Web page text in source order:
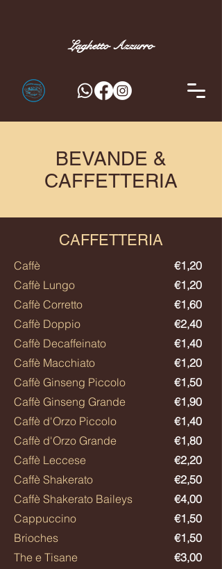
LaghettoAzzurro
BEVANDE &
CAFFETTERIA
CAFFETTERIA
Caffè
Caffè Lungo
Caffè Corretto
Caffè Doppio
Caffè Decaffeinato
Caffè Macchiato
Caffè Ginseng Piccolo
Caffè Ginseng Grande
Caffè d'Orzo Piccolo
Caffè d'Orzo Grande
Caffè Leccese
Caffè Shakerato
Caffè Shakerato Baileys
Cappuccino
Brioches
The e Tisane
€1,20
€1,20
€1,60
€2,40
€1,40
€1,20
€1,50
€1,90
€1,40
€1,80
€2,20
€2,50
€4,00
€1,50
€1,50
€3,00